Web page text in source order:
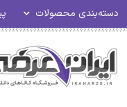
دسته‌بندی محصولات